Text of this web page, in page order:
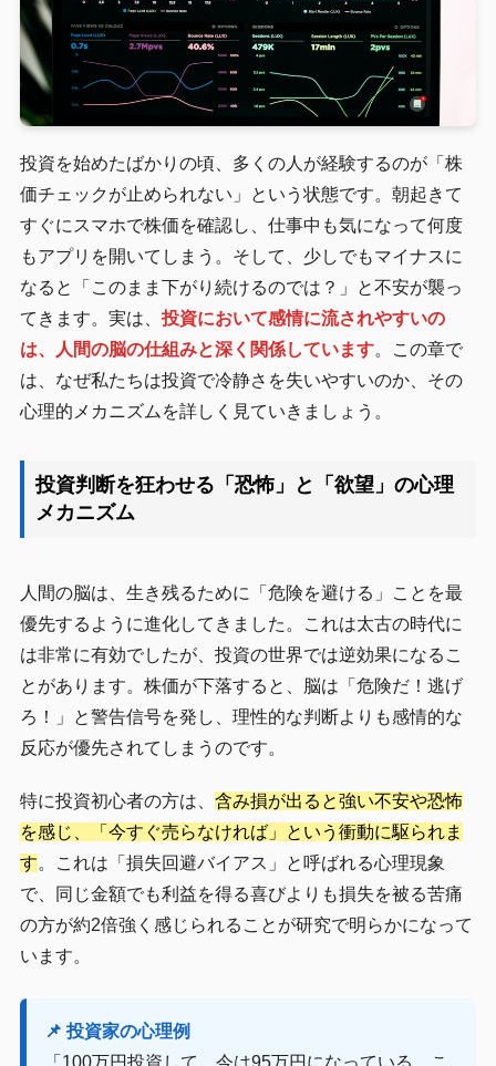
投資を始めたばかりの頃、多くの人が経験するのが「株
価チェックが止められない」という状態です。朝起きて
すぐにスマホで株価を確認し、仕事中も気になって何度
もアプリを開いてしまう。そして、少しでもマイナスに
なると「このまま下がり続けるのでは？」と不安が襲っ
てきます。実は、 投資において感情に流されやすいの
は、人間の脳の仕組みと深く関係しています。この章で
は、なぜ私たちは投資で冷静さを失いやすいのか、その
心理的メカニズムを詳しく見ていきましょう。
投資判断を狂わせる「恐怖」と「欲望」の心理
メカニズム
人間の脳は、生き残るために「危険を避ける」ことを最
優先するように進化してきました。これは太古の時代に
は非常に有効でしたが、投資の世界では逆効果になるこ
とがあります。株価が下落すると、脳は「危険だ！逃げ
ろ！」と警告信号を発し、理性的な判断よりも感情的な
反応が優先されてしまうのです。
特に投資初心者の方は、 含み損が出ると強い不安や恐怖
を感じ、「今すぐ売らなければ」という衝動に駆られま
す。これは「損失回避バイアス」と呼ばれる心理現象
で、同じ金額でも利益を得る喜びよりも損失を被る苦痛
の方が約2倍強く感じられることが研究で明らかになって
います。
📌 投資家の心理例
「100万円投資して、今は95万円になっている。こ